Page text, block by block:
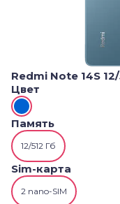
Redmi Note 14S
Цвет
Память
12/512 Гб
Sim-карта
2 nano-SIM